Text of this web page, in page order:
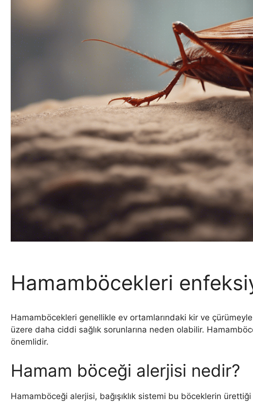
Hamamböcekleri
Hamamböcekleri genellikle ev ortamlarındaki kir ve
üzere daha ciddi sağlık sorunlarına neden olabilir.
önemlidir.
Hamam böceği alerjisi nedir?
Hamamböceği alerjisi, bağışıklık sistemi bu böceklerin